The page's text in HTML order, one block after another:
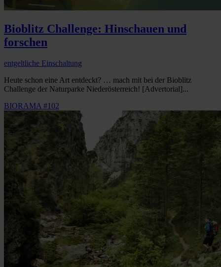
Bioblitz Challenge: Hinschauen und
forschen
entgeltliche Einschaltung
Heute schon eine Art entdeckt? … mach mit bei der Bioblitz
Challenge der Naturparke Niederösterreich! [Advertorial]...
BIORAMA #102